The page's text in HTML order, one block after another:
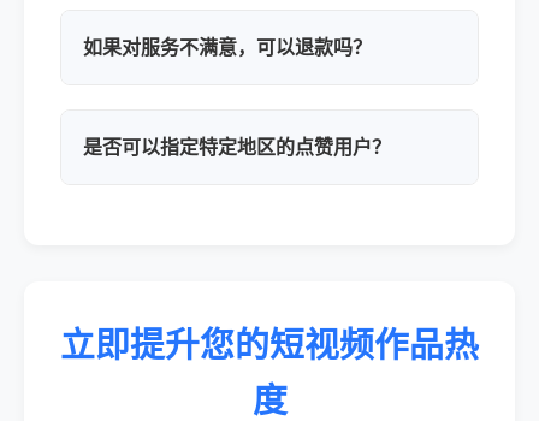
如果对服务不满意，可以退款吗？
是否可以指定特定地区的点赞用户？
立即提升您的短视频作品热
度